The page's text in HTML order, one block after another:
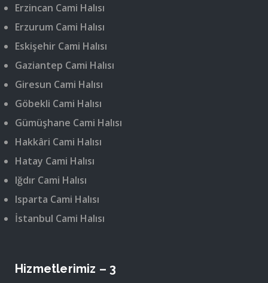
Erzincan Cami Halısı
Erzurum Cami Halısı
Eskişehir Cami Halısı
Gaziantep Cami Halısı
Giresun Cami Halısı
Göbekli Cami Halısı
Gümüşhane Cami Halısı
Hakkâri Cami Halısı
Hatay Cami Halısı
Iğdır Cami Halısı
Isparta Cami Halısı
İstanbul Cami Halısı
Hizmetlerimiz – 3